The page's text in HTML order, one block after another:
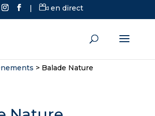
| en direct
> Balade Nature